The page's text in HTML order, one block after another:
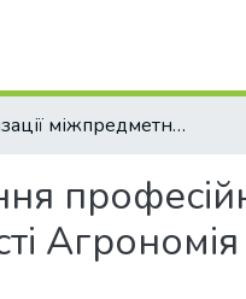
Реалізації міжпредметних зв’язків у процесі вивчення професійних дисциплін молодшими бакалаврами зі спеціальності Агрономія
Агрономія